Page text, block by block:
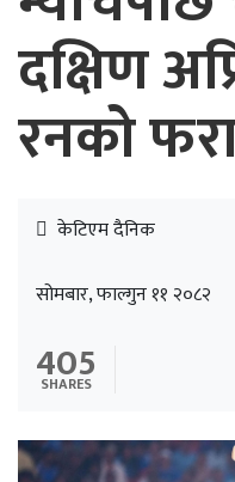
दक्षिण
रनको
केटिएम दैनिक
सोमबार, फाल्गुन ११ २०८२
405
SHARES